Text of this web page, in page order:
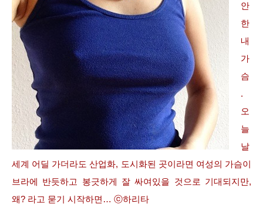
안
한
내
가
슴
.
오
늘
날
세계 어딜 가더라도 산업화, 도시화된 곳이라면 여성의 가슴이
브라에 반듯하고 봉긋하게 잘 싸여있을 것으로 기대되지만,
왜? 라고 묻기 시작하면… ⓒ하리타